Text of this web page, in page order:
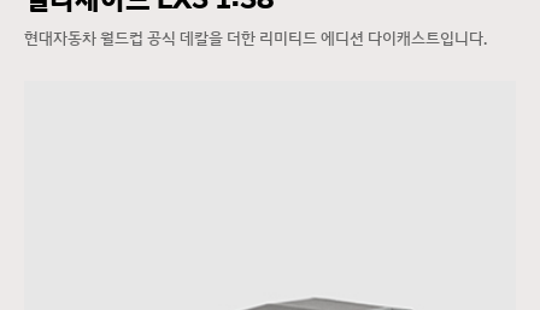
현대자동차 월드컵 공식 데칼을 더한 리미티드 에디션 다이캐스트입니다.